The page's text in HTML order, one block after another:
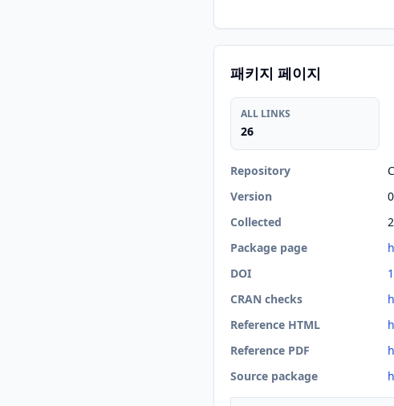
패키지 페이지
ALL LINKS
26
Repository
Version
Collected
Package page
DOI
CRAN checks
Reference HTML
Reference PDF
Source package